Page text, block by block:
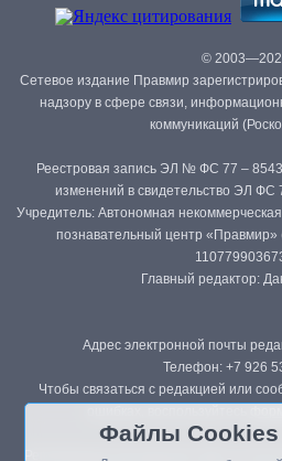
©
Сетевое издание Правмир
надзору в сфере связи,
коммуникаций
Реестровая запись ЭЛ № ФС 77 –
изменений в свидетельство ЭЛ ФС
Учредитель: Автономная
познавательный центр
Главный редактор:
Адрес электронной почты
Телефон: +7 926
Чтобы связаться с редакцией или
Републикация материалов сайта в
Файлы Cookies